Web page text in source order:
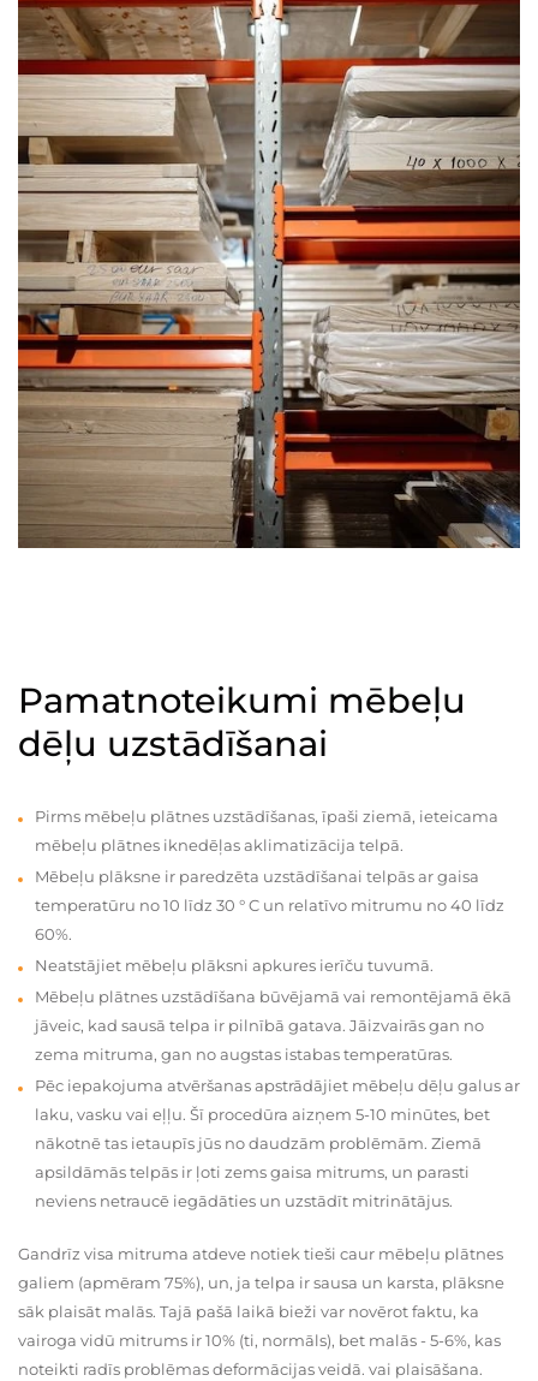
Pamatnoteikumi mēbeļu
dēļu uzstādīšanai
Pirms mēbeļu plātnes uzstādīšanas, īpaši ziemā, ieteicama
mēbeļu plātnes iknedēļas aklimatizācija telpā.
Mēbeļu plāksne ir paredzēta uzstādīšanai telpās ar gaisa
temperatūru no 10 līdz 30 ° C un relatīvo mitrumu no 40 līdz
60%.
Neatstājiet mēbeļu plāksni apkures ierīču tuvumā.
Mēbeļu plātnes uzstādīšana būvējamā vai remontējamā ēkā
jāveic, kad sausā telpa ir pilnībā gatava. Jāizvairās gan no
zema mitruma, gan no augstas istabas temperatūras.
Pēc iepakojuma atvēršanas apstrādājiet mēbeļu dēļu galus ar
laku, vasku vai eļļu. Šī procedūra aizņem 5-10 minūtes, bet
nākotnē tas ietaupīs jūs no daudzām problēmām. Ziemā
apsildāmās telpās ir ļoti zems gaisa mitrums, un parasti
neviens netraucē iegādāties un uzstādīt mitrinātājus.
Gandrīz visa mitruma atdeve notiek tieši caur mēbeļu plātnes
galiem (apmēram 75%), un, ja telpa ir sausa un karsta, plāksne
sāk plaisāt malās. Tajā pašā laikā bieži var novērot faktu, ka
vairoga vidū mitrums ir 10% (ti, normāls), bet malās - 5-6%, kas
noteikti radīs problēmas deformācijas veidā. vai plaisāšana.